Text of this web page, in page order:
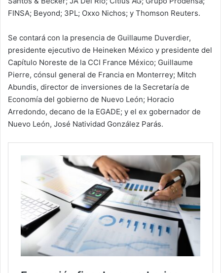
FINSA; Beyond; 3PL; Oxxo Nichos; y Thomson Reuters.
Se contará con la presencia de Guillaume Duverdier,
presidente ejecutivo de Heineken México y presidente del
Capítulo Noreste de la CCI France México; Guillaume
Pierre, cónsul general de Francia en Monterrey; Mitch
Abundis, director de inversiones de la Secretaría de
Economía del gobierno de Nuevo León; Horacio
Arredondo, decano de la EGADE; y el ex gobernador de
Nuevo León, José Natividad González Parás.